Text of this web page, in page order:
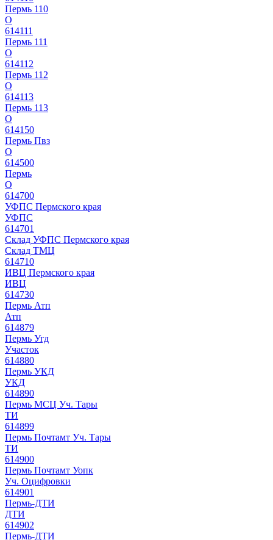
Пермь 110
О
614111
Пермь 111
О
614112
Пермь 112
О
614113
Пермь 113
О
614150
Пермь Пвз
О
614500
Пермь
О
614700
УФПС Пермского края
УФПС
614701
Склад УФПС Пермского края
Склад ТМЦ
614710
ИВЦ Пермского края
ИВЦ
614730
Пермь Атп
Атп
614879
Пермь Угд
Участок
614880
Пермь УКД
УКД
614890
Пермь МСЦ Уч. Тары
ТИ
614899
Пермь Почтамт Уч. Тары
ТИ
614900
Пермь Почтамт Уопк
Уч. Оцифровки
614901
Пермь-ДТИ
ДТИ
614902
Пермь-ДТИ